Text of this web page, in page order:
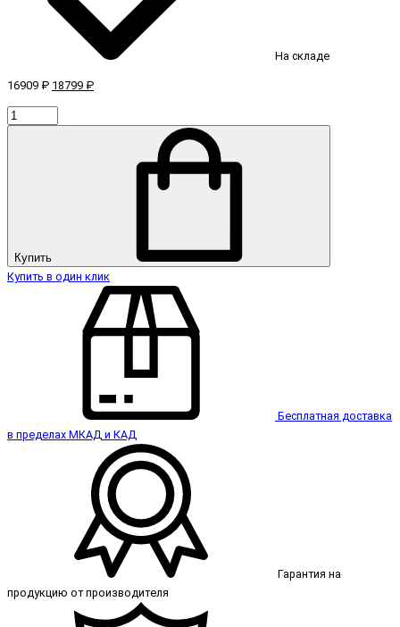
На складе
16909 ₽ 18799 ₽
Купить
Купить в один клик
Бесплатная доставка
в пределах МКАД и КАД
Гарантия на
продукцию от производителя